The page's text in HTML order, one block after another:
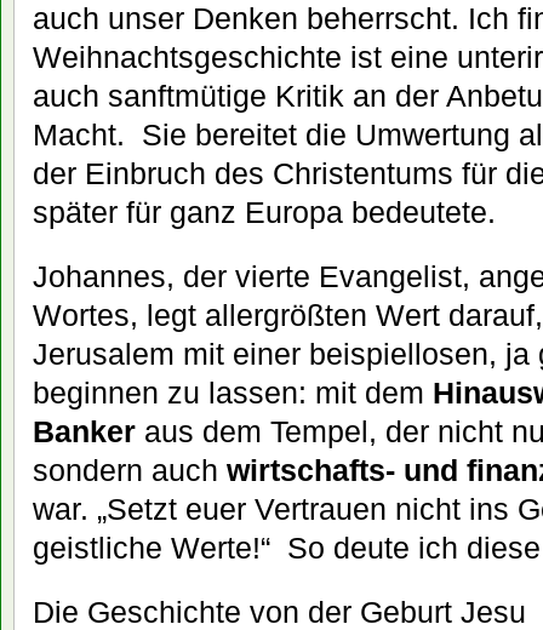
auch unser Denken beherrscht. Ich
Weihnachtsgeschichte ist eine
auch sanftmütige Kritik an der
Macht. Sie bereitet die Umwertung
der Einbruch des Christentums für
später für ganz Europa bedeutete.
Johannes, der vierte Evangelist,
Wortes, legt allergrößten Wert
Jerusalem mit einer beispiellosen, ja
beginnen zu lassen: mit dem
Banker aus dem Tempel, der nicht
sondern auch wirtschafts- und
war. „Setzt euer Vertrauen nicht ins
geistliche Werte!“ So deute ich
Die Geschichte von der Geburt